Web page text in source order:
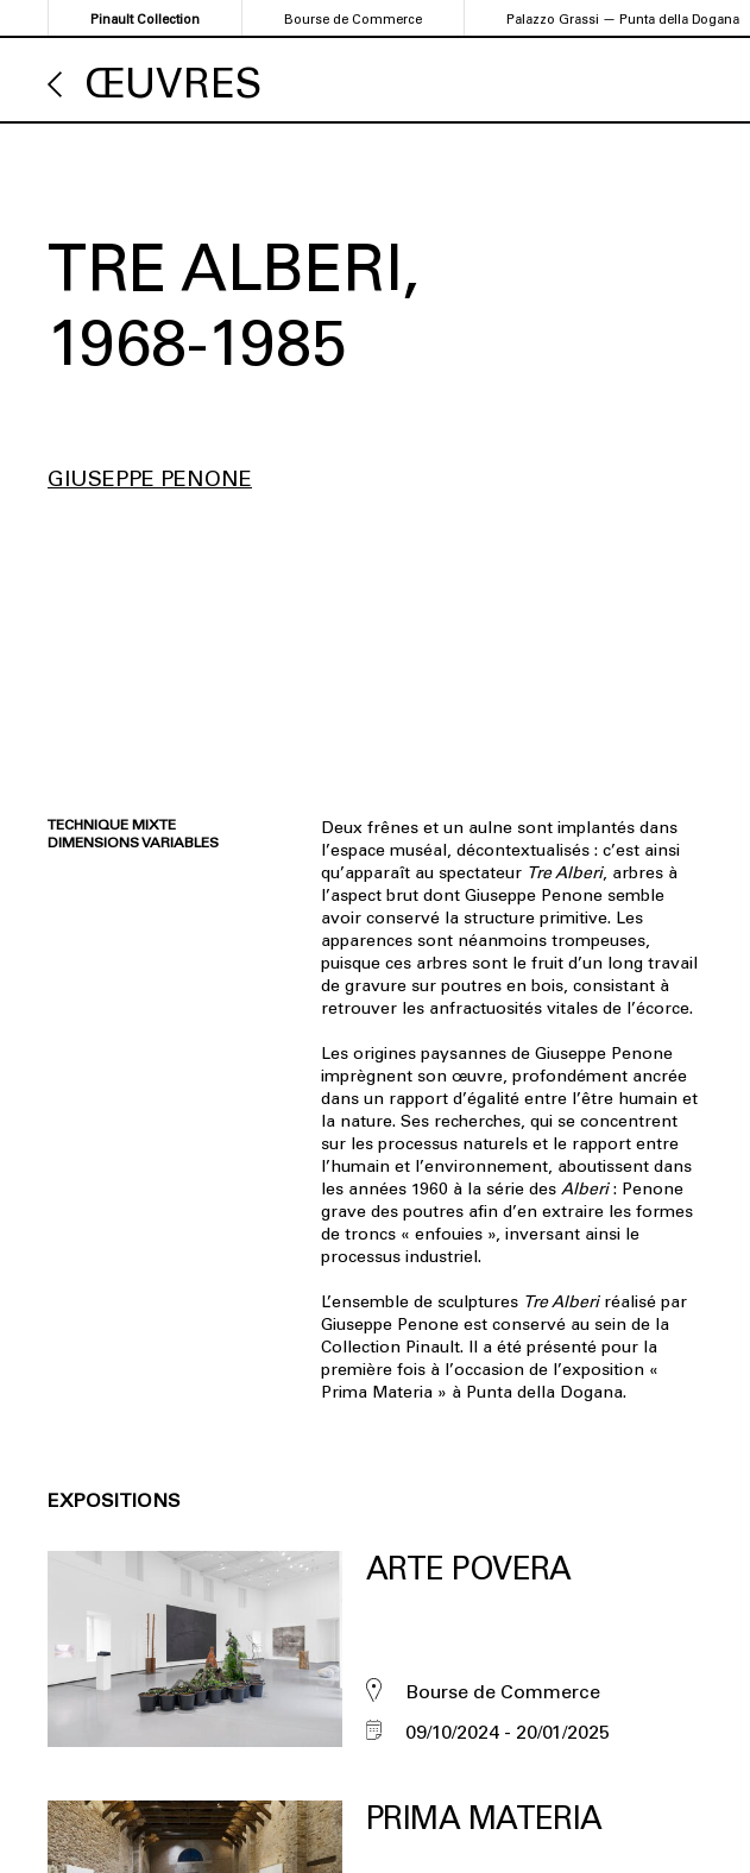
au
contenu
principal
Pinault Collection Bourse de Commerce Palazzo Grassi — Punta della Dogana
ŒUVRES
TRE ALBERI
1968-1985
GIUSEPPE PENONE
TECHNIQUE MIXTE
DIMENSIONS VARIABLES
Deux frênes et un aulne sont implantés dans
l’espace muséal, décontextualisés : c’est ainsi
qu’apparaît au spectateur Tre Alberi, arbres à
l’aspect brut dont Giuseppe Penone semble
avoir conservé la structure primitive. Les
apparences sont néanmoins trompeuses,
puisque ces arbres sont le fruit d’un long travail
de gravure sur poutres en bois, consistant à
retrouver les anfractuosités vitales de l’écorce.
Les origines paysannes de Giuseppe Penone
imprègnent son œuvre, profondément ancrée
dans un rapport d’égalité entre l’être humain et
la nature. Ses recherches, qui se concentrent
sur les processus naturels et le rapport entre
l’humain et l’environnement, aboutissent dans
les années 1960 à la série des Alberi: Penone
grave des poutres afin d’en extraire les formes
de troncs « enfouies », inversant ainsi le
processus industriel.
L’ensemble de sculptures Tre Alberi réalisé par
Giuseppe Penone est conservé au sein de la
Collection Pinault. Il a été présenté pour la
première fois à l’occasion de l’exposition «
Prima Materia » à Punta della Dogana.
EXPOSITIONS
ARTE POVERA
Bourse de Commerce
09/10/2024
20/01/2025
PRIMA MATERIA